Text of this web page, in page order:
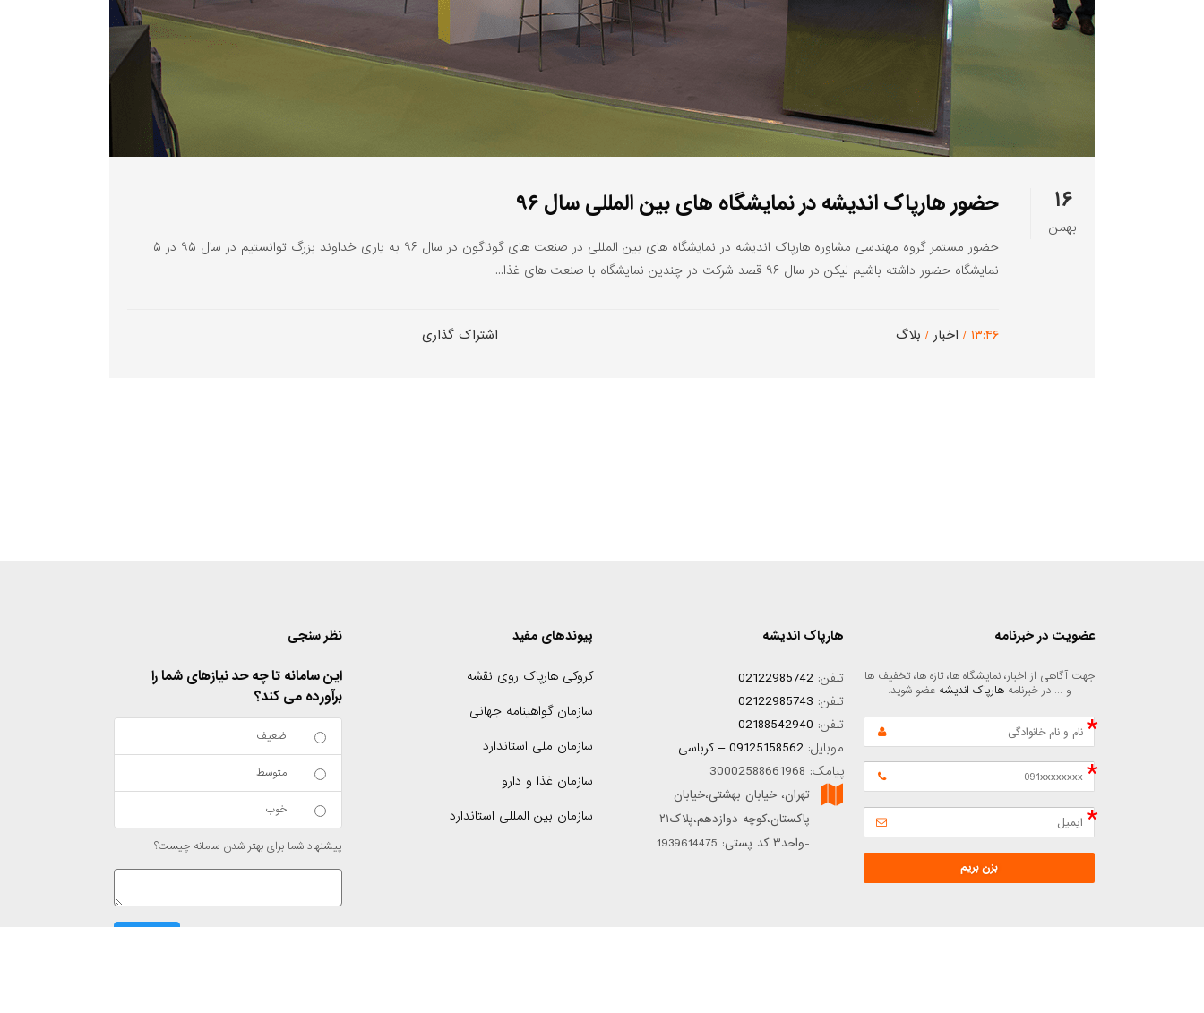
۱۶
بهمن
حضور هارپاک اندیشه در نمایشگاه های بین المللی سال ۹۶
حضور مستمر گروه مهندسی مشاوره هارپاک اندیشه در نمایشگاه های بین المللی در صنعت های گوناگون در سال ۹۶ به یاری خداوند بزرگ توانستیم در سال ۹۵ در ۵
نمایشگاه حضور داشته باشیم لیکن در سال ۹۶ قصد شرکت در چندین نمایشگاه با صنعت های غذا...
۱۳:۴۶ / اخبار / بلاگ اشتراک گذاری
عضویت در خبرنامه
و ... در خبرنامه هارپاک اندیشه عضو شوید.
بزن بریم
هارپاک اندیشه
تلفن: 02122985742
تلفن: 02122985743
تلفن: 02188542940
موبایل: 09125158562 – کرباسی
پیامک: 30002588661968
تهران، خیابان بهشتی،خیابان
پاکستان،کوچه دوازدهم،پلاک۲۱
-واحد۳ کد پستی: 1939614475
پیوندهای مفید
کروکی هارپاک روی نقشه
سازمان گواهینامه جهانی
سازمان ملی استاندارد
سازمان غذا و دارو
سازمان بین المللی استاندارد
نظر سنجی
این سامانه تا چه حد نیازهای شما را
برآورده می کند؟
ضعیف
متوسط
خوب
پیشنهاد شما برای بهتر شدن سامانه چیست؟